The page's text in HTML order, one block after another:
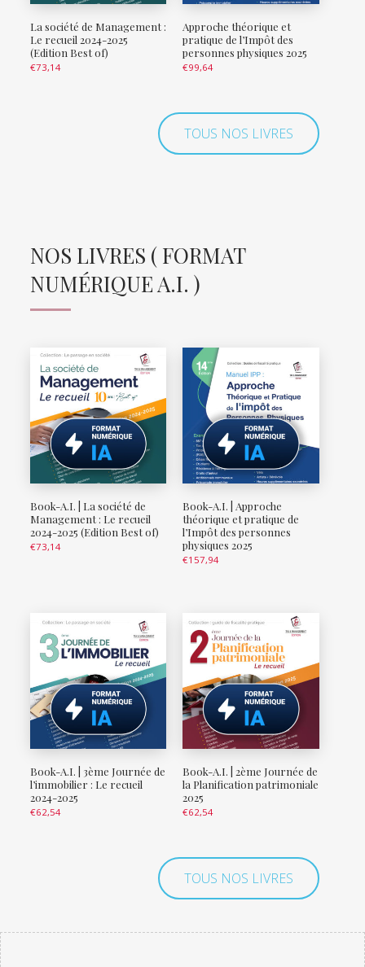
La société de Management :
Le recueil 2024-2025
(Edition Best of)
€73,14
Approche théorique et
pratique de l’Impôt des
personnes physiques 2025
€99,64
TOUS NOS LIVRES
NOS LIVRES ( FORMAT
NUMÉRIQUE A.I. )
Book-A.I. | La société de
Management : Le recueil
2024-2025 (Edition Best of)
€73,14
Book-A.I. | Approche
théorique et pratique de
l’Impôt des personnes
physiques 2025
€157,94
Book-A.I. | 3ème Journée de
l’immobilier : Le recueil
2024-2025
€62,54
Book-A.I. | 2ème Journée de
la Planification patrimoniale
2025
€62,54
TOUS NOS LIVRES